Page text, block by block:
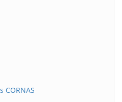
CORNAS